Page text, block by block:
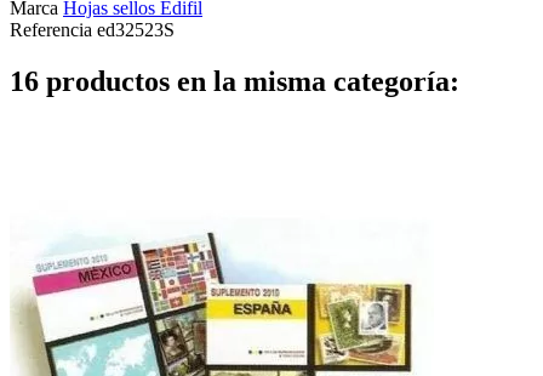
Marca Hojas sellos Edifil
Referencia ed32523S
16 productos en la misma categoría: